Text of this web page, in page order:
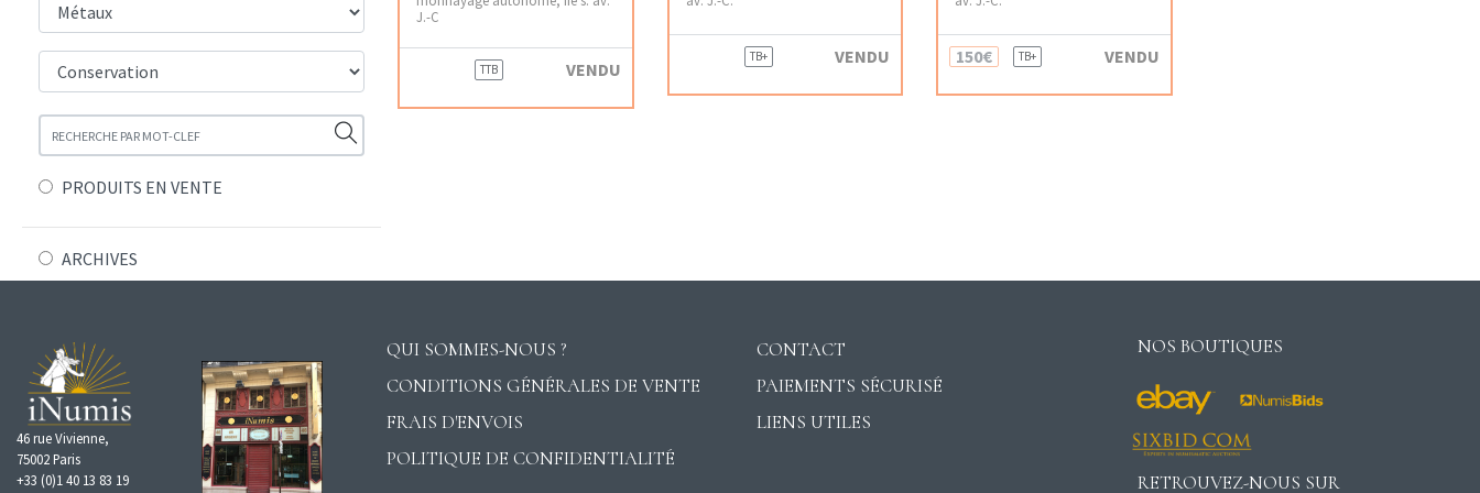
PRODUITS EN VENTE
ARCHIVES
J.-C
TTB VENDU
TB+ VENDU 150€ TB+ VENDU
46 rue Vivienne,
75002 Paris
+33 (0)1 40 13 83 19
QUI SOMMES-NOUS ?
CONDITIONS GÉNÉRALES DE VENTE
FRAIS D'ENVOIS
POLITIQUE DE CONFIDENTIALITÉ
CONTACT
PAIEMENTS SÉCURISÉ
LIENS UTILES
NOS BOUTIQUES
RETROUVEZ-NOUS SUR